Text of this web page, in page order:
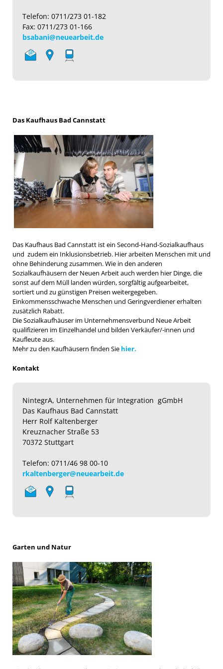
Telefon: 0711/273 01-182
Fax: 0711/273 01-166
bsabani@neuearbeit.de
Das Kaufhaus Bad Cannstatt
Das Kaufhaus Bad Cannstatt ist ein Second-Hand-Sozialkaufhaus
und zudem ein Inklusionsbetrieb. Hier arbeiten Menschen mit und
ohne Behinderung zusammen.Wie in den anderen
Sozialkaufhäusern der Neuen Arbeit auch werden hier Dinge, die
sonst auf dem Müll landen würden, sorgfältig aufgearbeitet,
sortiert und zu günstigen Preisen weitergegeben.
Einkommensschwache Menschen und Geringverdiener erhalten
zusätzlich Rabatt.
Die Sozialkaufhäuser im Unternehmensverbund Neue Arbeit
qualifizieren im Einzelhandel und bilden Verkäufer/-innen und
Kaufleute aus.
Mehr zu den Kaufhäusern finden Sie hier.
Kontakt
NintegrA, Unternehmen für Integration gGmbH
Das Kaufhaus Bad Cannstatt
Herr Rolf Kaltenberger
Kreuznacher Straße 53
70372 Stuttgart
Telefon: 0711/46 98 00-10
rkaltenberger@neuearbeit.de
Garten und Natur